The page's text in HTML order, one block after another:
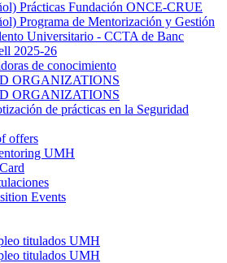
Prácticas Fundación ONCE-CRUE
Programa de Mentorización y Gestión
Universitario - CCTA de Banc
2025-26
de conocimiento
ORGANIZATIONS
ORGANIZATIONS
de prácticas en la Seguridad
offers
UMH
Events
titulados UMH
titulados UMH